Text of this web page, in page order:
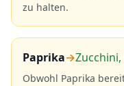
zu halten.
Paprika→
Obwohl Paprika